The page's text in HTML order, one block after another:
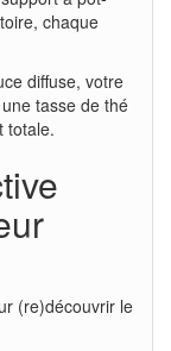
chaque
diffuse, votre
tasse de thé
totale.
(re)découvrir le